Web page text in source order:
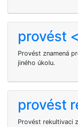
provést
Provést znamená
jiného úkolu.
provést
Provést rekultivaci